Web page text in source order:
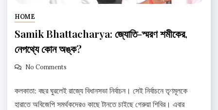
HOME
Samik Bhattacharya: জ্যোতি-স্মরণ শমীকের,
নেপথ্যে কোন অঙ্ক?
No Comments
কলকাতা: বছর ঘুরলেই রাজ্যে বিধানসভা নির্বাচন। সেই নির্বাচনে তৃণমূলকে
হারাতে অবিজেপি সমর্থকদেরও কাছে টানতে চাইছে গেরুয়া শিবির। এবার